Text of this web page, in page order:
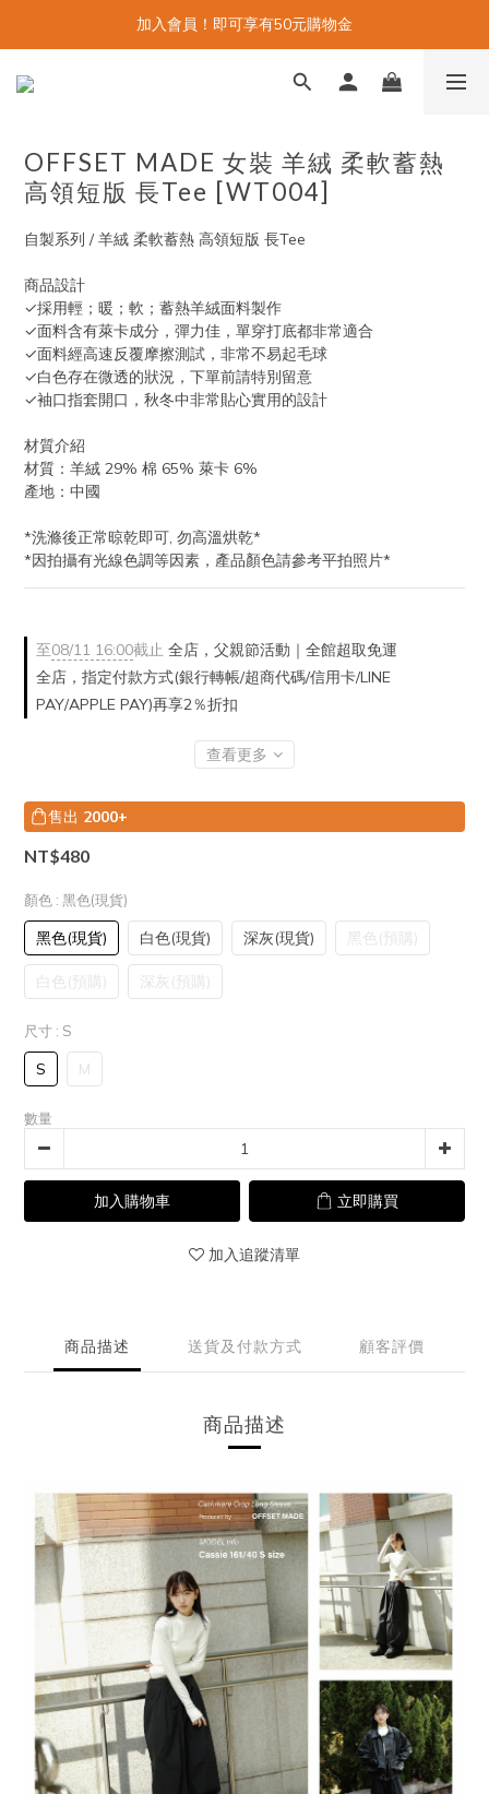
加入會員！即可享有50元購物金
OFFSET MADE 女裝 羊絨 柔軟蓄熱
高領短版 長Tee [WT004]
自製系列 / 羊絨 柔軟蓄熱 高領短版 長Tee
商品設計
✓採用輕；暖；軟；蓄熱羊絨面料製作
✓面料含有萊卡成分，彈力佳，單穿打底都非常適合
✓面料經高速反覆摩擦測試，非常不易起毛球
✓白色存在微透的狀況，下單前請特別留意
✓袖口指套開口，秋冬中非常貼心實用的設計
材質介紹
材質：羊絨 29% 棉 65% 萊卡 6%
產地：中國
*洗滌後正常晾乾即可, 勿高溫烘乾*
*因拍攝有光線色調等因素，產品顏色請參考平拍照片*
至08/11 16:00截止 全店，父親節活動｜全館超取免運
全店，指定付款方式(銀行轉帳/超商代碼/信用卡/LINE
PAY/APPLE PAY)再享2％折扣
查看更多
售出 2000+
NT$480
顏色 : 黑色(現貨)
黑色(現貨) 白色(現貨) 深灰(現貨) 黑色(預購)
白色(預購) 深灰(預購)
尺寸 : S
S M
數量
加入購物車 立即購買
加入追蹤清單
商品描述 送貨及付款方式 顧客評價
商品描述